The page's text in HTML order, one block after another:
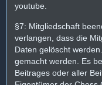
youtube.
§7: Mitgliedschaft
verlangen, dass die
Daten gelöscht
gemacht werden. Es
Beitrages oder aller